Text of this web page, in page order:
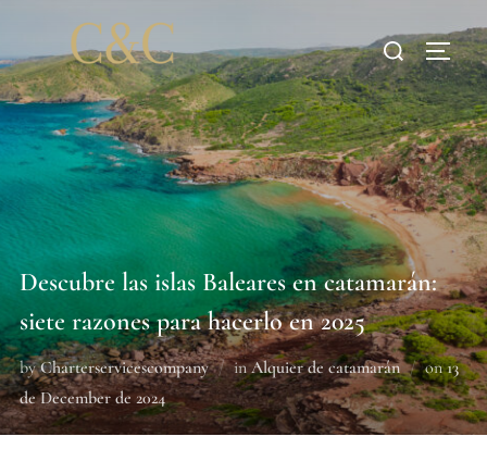
Descubre las islas Baleares en catamarán:
siete razones para hacerlo en 2025
byCharterservicescompany inAlquier de catamarán on13
de December de 2024